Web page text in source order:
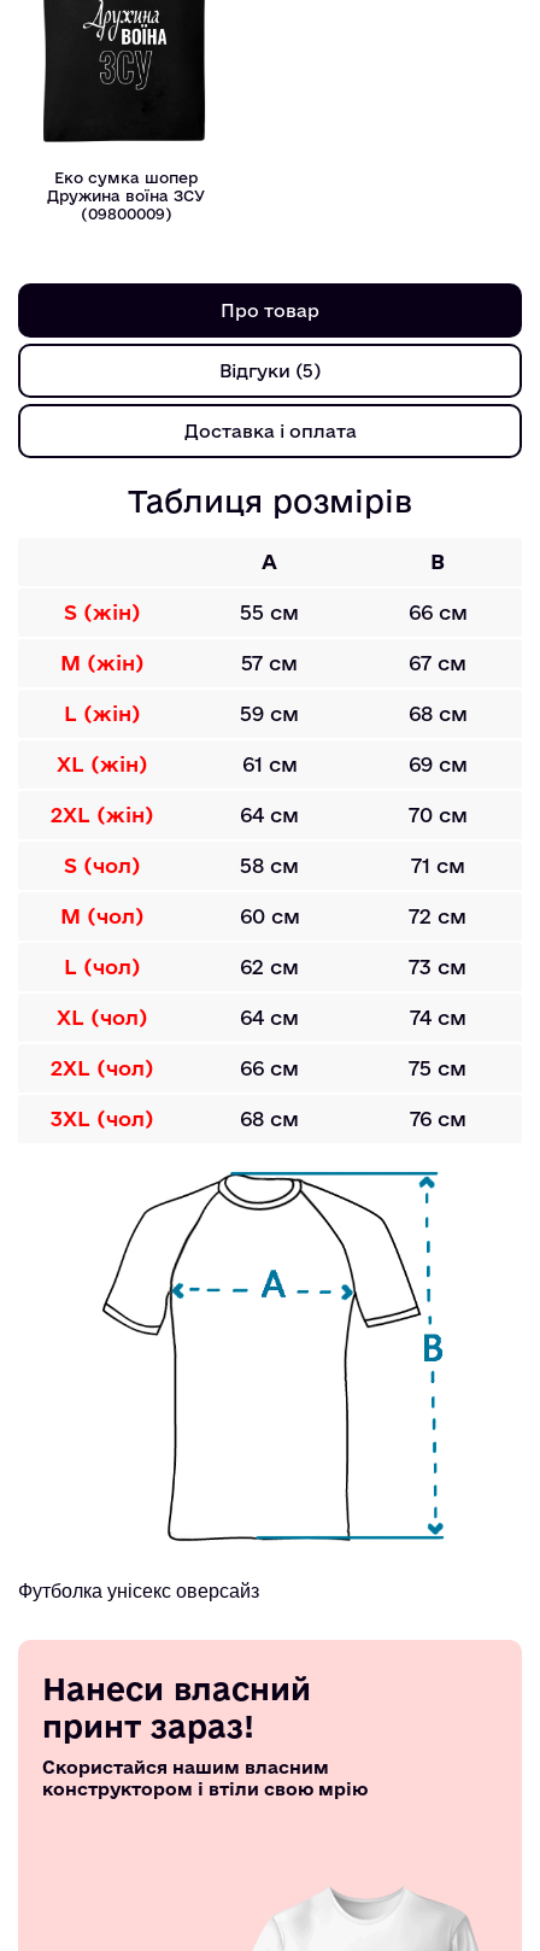
Еко сумка шопер
Дружина воїна ЗСУ
(09800009)
Про товар
Відгуки (5)
Доставка і оплата
Таблиця розмірів
A B
S (жін) 55 см 66 см
M (жін) 57 см 67 см
L (жін) 59 см 68 см
XL (жін) 61 см 69 см
2XL (жін) 64 см 70 см
S (чол) 58 см 71 см
M (чол) 60 см 72 см
L (чол) 62 см 73 см
XL (чол) 64 см 74 см
2XL (чол) 66 см 75 см
3XL (чол) 68 см 76 см
Футболка унісекс оверсайз
Нанеси власний
принт зараз!
Скористайся нашим власним
конструктором і втіли свою мрію